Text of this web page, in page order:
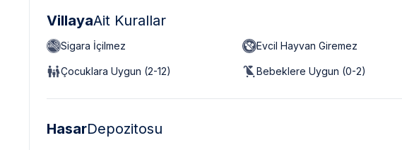
VillayaAit Kurallar
Sigara İçilmez Evcil Hayvan Giremez
Çocuklara Uygun (2-12) Bebeklere Uygun (0-2)
HasarDepozitosu